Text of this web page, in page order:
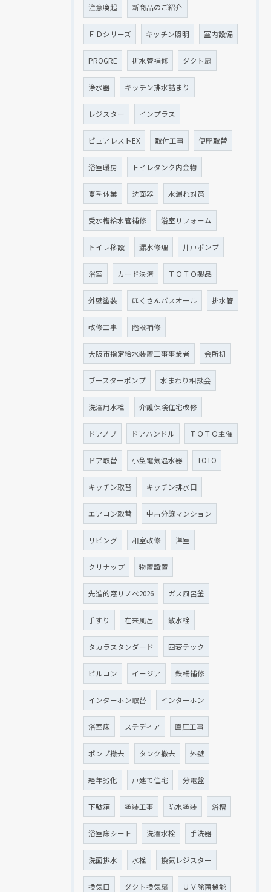
注意喚起 新商品のご紹介
ＦＤシリーズ キッチン照明 室内設備
PROGRE 排水管補修 ダクト扇
浄水器 キッチン排水詰まり
レジスター インプラス
ピュアレストEX 取付工事 便座取替
浴室暖房 トイレタンク内金物
夏季休業 洗面器 水漏れ対策
受水槽給水管補修 浴室リフォーム
トイレ移設 漏水修理 井戸ポンプ
浴室 カード決済 ＴＯＴＯ製品
外壁塗装 ほくさんバスオール 排水管
改修工事 階段補修
大阪市指定給水装置工事事業者 会所枡
ブースターポンプ 水まわり相談会
洗濯用水栓 介護保険住宅改修
ドアノブ ドアハンドル ＴＯＴＯ主催
ドア取替 小型電気温水器 TOTO
キッチン取替 キッチン排水口
エアコン取替 中古分譲マンション
リビング 和室改修 洋室
クリナップ 物置設置
先進的窓リノベ2026 ガス風呂釜
手すり 在来風呂 散水栓
タカラスタンダード 四変テック
ビルコン イージア 鉄柵補修
インターホン取替 インターホン
浴室床 ステディア 直圧工事
ポンプ撤去 タンク撤去 外壁
経年劣化 戸建て住宅 分電盤
下駄箱 塗装工事 防水塗装 浴槽
浴室床シート 洗濯水栓 手洗器
洗面排水 水栓 換気レジスター
換気口 ダクト換気扇 ＵＶ除菌機能